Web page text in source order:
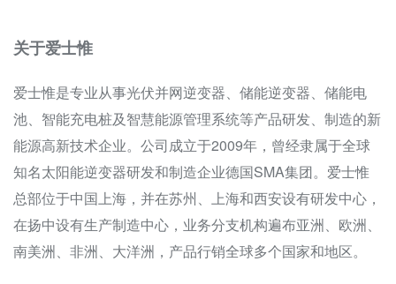
关于爱士惟
爱士惟是专业从事光伏并网逆变器、储能逆变器、储能电
池、智能充电桩及智慧能源管理系统等产品研发、制造的新
能源高新技术企业。公司成立于2009年，曾经隶属于全球
知名太阳能逆变器研发和制造企业德国SMA集团。爱士惟
总部位于中国上海，并在苏州、上海和西安设有研发中心，
在扬中设有生产制造中心，业务分支机构遍布亚洲、欧洲、
南美洲、非洲、大洋洲，产品行销全球多个国家和地区。